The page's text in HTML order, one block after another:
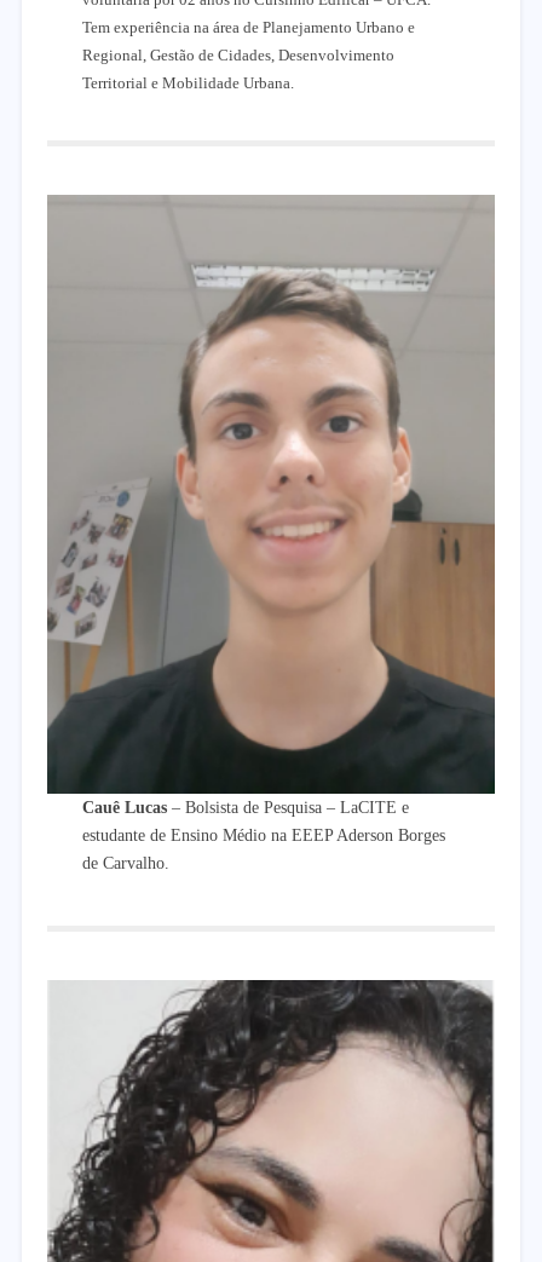
Tem experiência na área de Planejamento Urbano e
Regional, Gestão de Cidades, Desenvolvimento
Territorial e Mobilidade Urbana.
Cauê Lucas – Bolsista de Pesquisa – LaCITE e
estudante de Ensino Médio na EEEP Aderson Borges
de Carvalho.